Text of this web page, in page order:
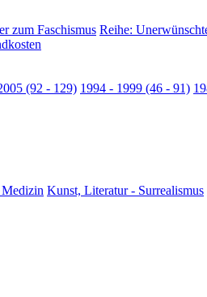
zum Faschismus Reihe:
(92 - 129) 1994 - 1999 (46 - 91)
Medizin Kunst, Literatur - Surrealismus